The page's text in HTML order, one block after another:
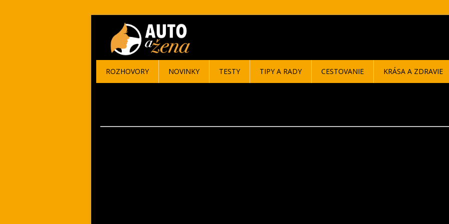
ROZHOVORY NOVINKY TESTY TIPY A RADY CESTOVANIE KRÁSA A ZDRAVIE